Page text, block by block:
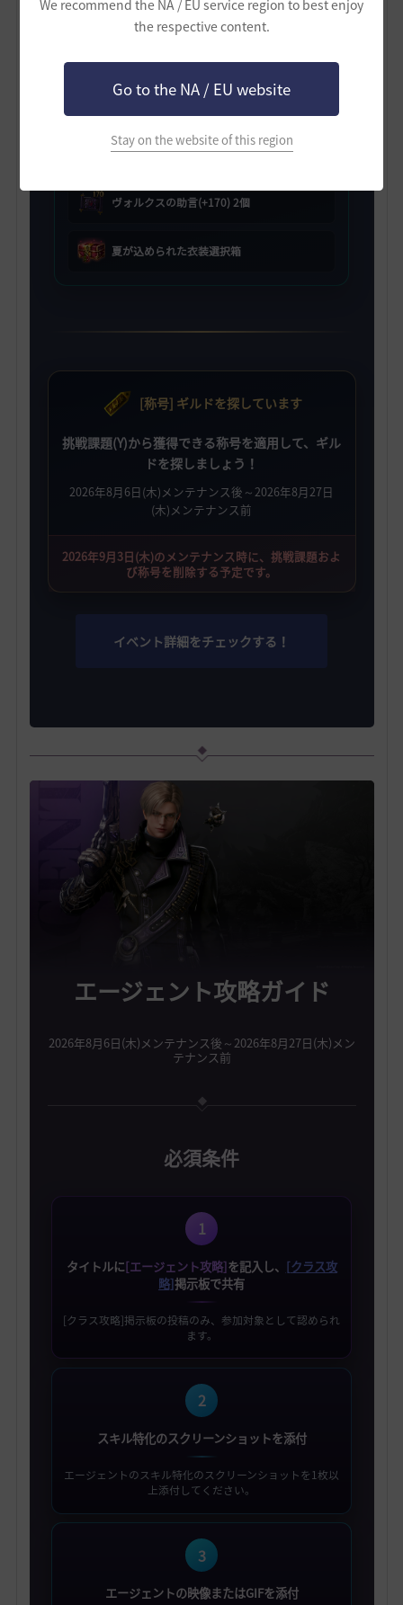
We recommend the NA / EU service region to best enjoy
the respective content.
Go to the NA / EU website
Stay on the website of this region
ヴォルクスの助言(+160) 2個
ヴォルクスの助言(+170) 2個
夏が込められた衣装選択箱
[称号] ギルドを探しています
挑戦課題(Y)から獲得できる称号を適用して、ギル
ドを探しましょう！
2026年8月6日(木)メンテナンス後～2026年8月27日
(木)メンテナンス前
2026年9月3日(木)のメンテナンス時に、挑戦課題およ
び称号を削除する予定です。
イベント詳細をチェックする！
エージェント攻略ガイド
2026年8月6日(木)メンテナンス後～2026年8月27日(木)メン
テナンス前
必須条件
1
タイトルに[エージェント攻略]を記入し、 [クラス攻
略]掲示板で共有
[クラス攻略]掲示板の投稿のみ、参加対象として認められ
ます。
2
スキル特化のスクリーンショットを添付
エージェントのスキル特化のスクリーンショットを1枚以
上添付してください。
3
エージェントの映像またはGIFを添付